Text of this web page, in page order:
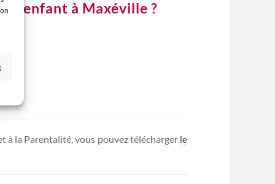
enfant à Maxéville ?
à la Parentalité, vous pouvez télécharger le